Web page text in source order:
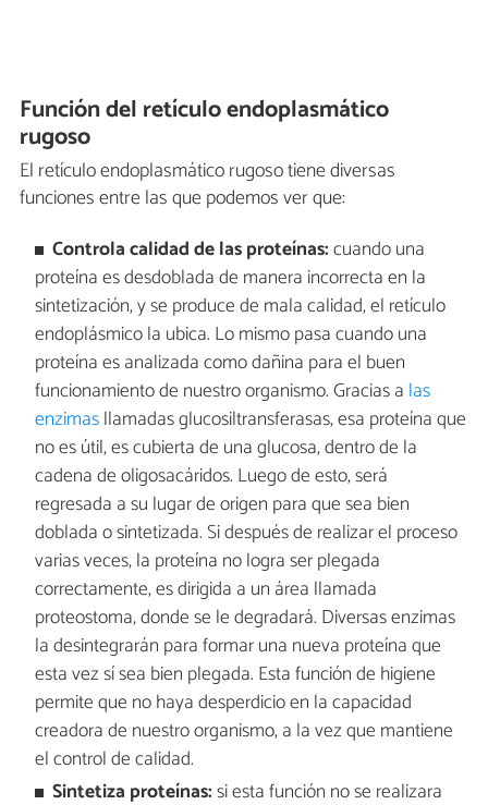
Función del retículo endoplasmático
rugoso
El retículo endoplasmático rugoso tiene diversas
funciones entre las que podemos ver que:
Controla calidad de las proteínas:cuando una
proteína es desdoblada de manera incorrecta en la
sintetización, y se produce de mala calidad, el retículo
endoplásmico la ubica. Lo mismo pasa cuando una
proteína es analizada como dañina para el buen
funcionamiento de nuestro organismo. Gracias a las
enzimasllamadas glucosiltransferasas, esa proteína que
no es útil, es cubierta de una glucosa, dentro de la
cadena de oligosacáridos. Luego de esto, será
regresada a su lugar de origen para que sea bien
doblada o sintetizada. Si después de realizar el proceso
varias veces, la proteína no logra ser plegada
correctamente, es dirigida a un área llamada
proteostoma, donde se le degradará. Diversas enzimas
la desintegrarán para formar una nueva proteína que
esta vez sí sea bien plegada. Esta función de higiene
permite que no haya desperdicio en la capacidad
creadora de nuestro organismo, a la vez que mantiene
el control de calidad.
Sintetiza proteínas:si esta función no se realizara